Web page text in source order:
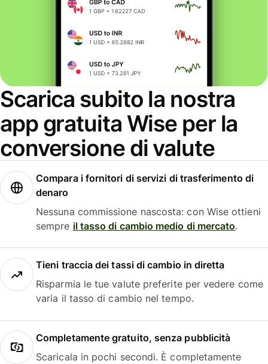
Scarica subito la nostra
app gratuita Wise per la
conversione di valute
Compara i fornitori di servizi di trasferimento di
denaro
Nessuna commissione nascosta: con Wise ottieni
sempre il tasso di cambio medio di mercato.
Tieni traccia dei tassi di cambio in diretta
Risparmia le tue valute preferite per vedere come
varia il tasso di cambio nel tempo.
Completamente gratuito, senza pubblicità
Scaricala in pochi secondi. È completamente